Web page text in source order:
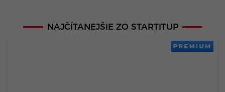
NAJČÍTANEJŠIE ZO STARTITUP
PREMIUM